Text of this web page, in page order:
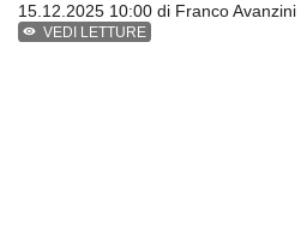
15.12.2025 10:00 di Franco Avanzini
VEDI LETTURE